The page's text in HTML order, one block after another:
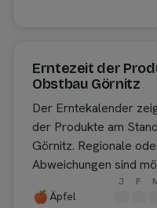
Erntezeit der
Obstbau Görnitz
Der Erntekalender
der Produkte am
Görnitz. Regionale
Abweichungen sind
J F
Äpfel